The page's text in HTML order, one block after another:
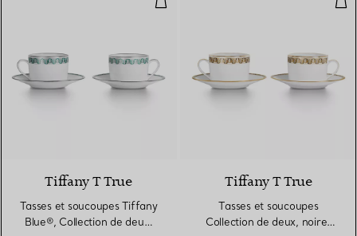
Tiffany T True
Tasses et soucoupes Tiffany
Blue®, Collection de deux,
Tiffany T True
Tasses et soucoupes
Collection de deux, noires